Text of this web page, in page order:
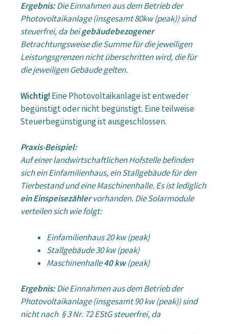
Ergebnis:Die Einnahmen aus dem Betrieb der
Photovoltaikanlage (insgesamt 80kw (peak)) sind
steuerfrei, da beigebäudebezogener
Betrachtungsweise die Summe für die jeweiligen
Leistungsgrenzen nicht überschritten wird, die für
die jeweiligen Gebäude gelten.
Wichtig! Eine Photovoltaikanlage ist entweder
begünstigt oder nicht begünstigt. Eine teilweise
Steuerbegünstigung ist ausgeschlossen.
Praxis-Beispiel:
Auf einer landwirtschaftlichen Hofstelle befinden
sich ein Einfamilienhaus, ein Stallgebäude für den
Tierbestand und eine Maschinenhalle. Es ist lediglich
ein Einspeisezählervorhanden. Die Solarmodule
verteilen sich wie folgt:
Einfamilienhaus 20 kw (peak)
Stallgebäude 30 kw (peak)
Maschinenhalle40 kw(peak)
Ergebnis:Die Einnahmen aus dem Betrieb der
Photovoltaikanlage (insgesamt 90 kw (peak)) sind
nicht nach § 3 Nr. 72 EStG steuerfrei, da